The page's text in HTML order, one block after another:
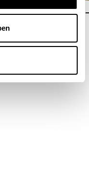
Elektrische